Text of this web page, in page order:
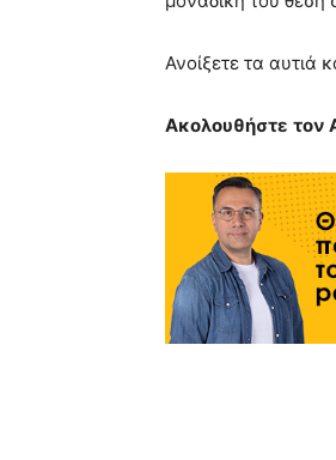
Ανοίξετε τα αυτιά
Ακολουθήστε τον